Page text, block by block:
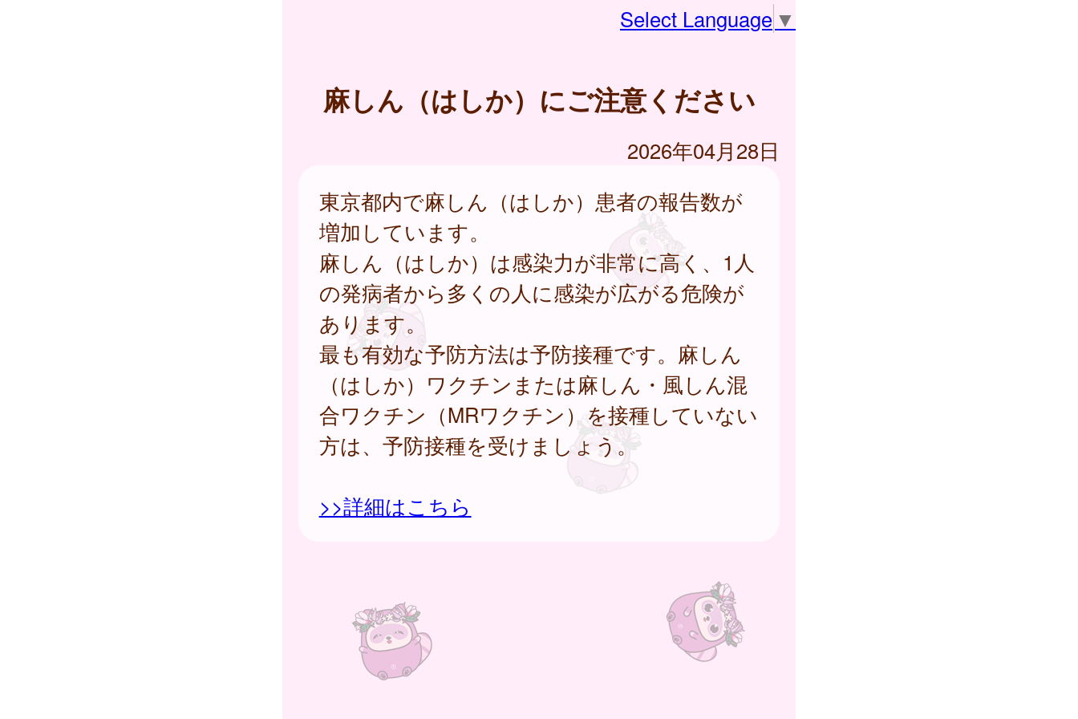
Select Language ▼
麻しん（はしか）にご注意ください
2026年04月28日
東京都内で麻しん（はしか）患者の報告数が
増加しています。
麻しん（はしか）は感染力が非常に高く、1人
の発病者から多くの人に感染が広がる危険が
あります。
最も有効な予防方法は予防接種です。麻しん
（はしか）ワクチンまたは麻しん・風しん混
合ワクチン（MRワクチン）を接種していない
方は、予防接種を受けましょう。
>>詳細はこちら